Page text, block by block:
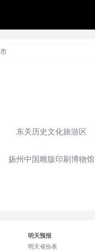
东关历史文化旅游区
扬州中国雕版印刷博物馆
明天预报
明天省份表